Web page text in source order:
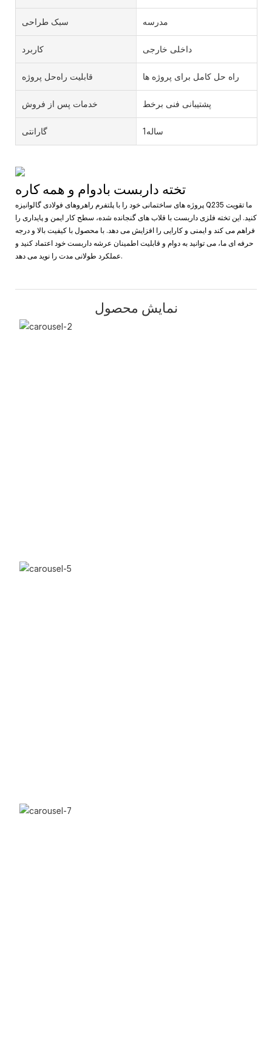
سبک طراحی مدرسه
کاربرد داخلی خارجی
قابلیت راه‌حل پروژه راه حل کامل برای پروژه ها
خدمات پس از فروش پشتیبانی فنی برخط
گارانتی ساله1
پروژه های ساختمانی خود را با پلتفرم راهروهای فولادی گالوانیزه Q235 ما تقویت
کنید. این تخته فلزی داربست با قلاب های گنجانده شده، سطح کار ایمن و پایداری را
فراهم می کند و ایمنی و کارایی را افزایش می دهد. با محصول با کیفیت بالا و درجه
حرفه ای ما، می توانید به دوام و قابلیت اطمینان عرشه داربست خود اعتماد کنید و
عملکرد طولانی مدت را نوید می دهد.
نمایش محصول